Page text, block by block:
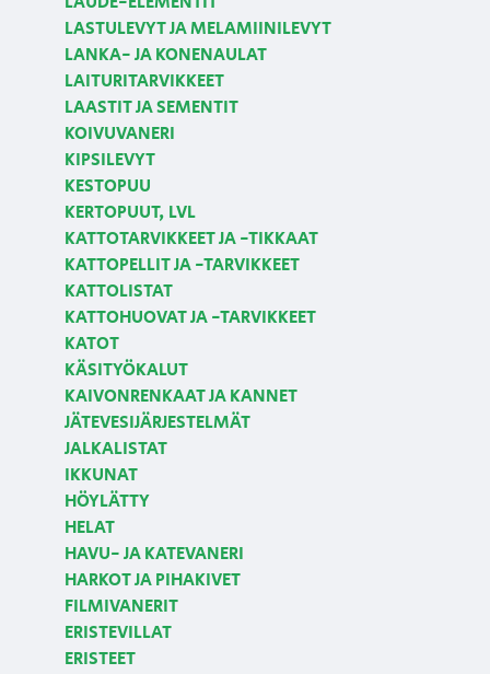
LASTULEVYT JA MELAMIINILEVYT
LANKA- JA KONENAULAT
LAITURITARVIKKEET
LAASTIT JA SEMENTIT
KOIVUVANERI
KIPSILEVYT
KESTOPUU
KERTOPUUT, LVL
KATTOTARVIKKEET JA -TIKKAAT
KATTOPELLIT JA -TARVIKKEET
KATTOLISTAT
KATTOHUOVAT JA -TARVIKKEET
KATOT
KÄSITYÖKALUT
KAIVONRENKAAT JA KANNET
JÄTEVESIJÄRJESTELMÄT
JALKALISTAT
IKKUNAT
HÖYLÄTTY
HELAT
HAVU- JA KATEVANERI
HARKOT JA PIHAKIVET
FILMIVANERIT
ERISTEVILLAT
ERISTEET